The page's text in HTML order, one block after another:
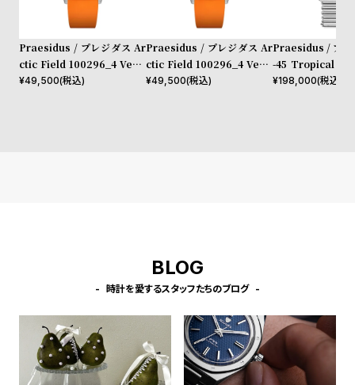
シ
ョ
ッ
返
品
に
Praesidus / プレジダス Ar
ctic Field 100296_4 Versi
on A
¥49,500(税込)
Praesidus / プレジダス Ar
ctic Field 100296_4 Versi
on C
¥49,500(税込)
Praesidus / プレ
-45 Tropical
d Bracelet
¥198,000(税込)
BLOG
時計を愛するスタッフたちのブログ